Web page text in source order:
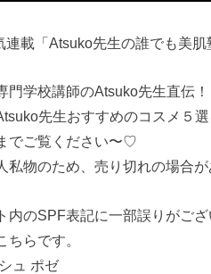
連載「Atsuko先生の誰でも美肌
門学校講師のAtsuko先生直伝！
先生おすすめのコスメ５
でご覧ください〜♡
私物のため、売り切れの場合が
内のSPF表記に一部誤りがござ
ちらです。
ュ ポゼ